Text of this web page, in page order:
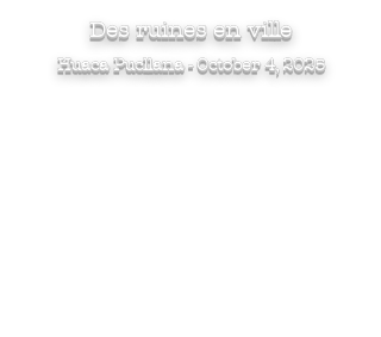
Des ruines en ville
Huaca Pucllana - October 4, 2025